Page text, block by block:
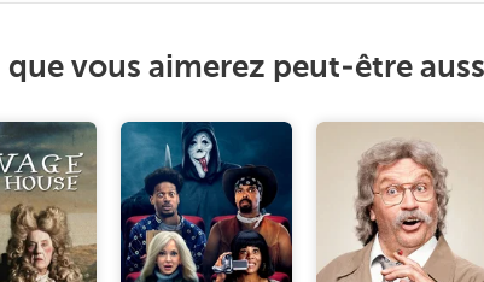
que vous aimerez peut-être